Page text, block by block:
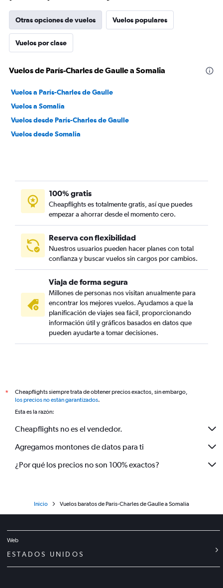
Otras opciones de vuelos Vuelos populares
Vuelos por clase
Vuelos de París-Charles de Gaulle a Somalia
Vuelos a París-Charles de Gaulle
Vuelos a Somalia
Vuelos desde París-Charles de Gaulle
Vuelos desde Somalia
100% gratis
Cheapflights es totalmente gratis, así que puedes
empezar a ahorrar desde el momento cero.
Reserva con flexibilidad
Nuestros usuarios pueden hacer planes con total
confianza y buscar vuelos sin cargos por cambios.
Viaja de forma segura
Millones de personas nos visitan anualmente para
encontrar los mejores vuelos. Ayudamos a que la
planificación de viajes sea fácil, proporcionando
información útil y gráficos basados en datos que
pueden ayudarte a tomar decisiones.
*
Cheapflights siempre trata de obtener precios exactos, sin embargo,
los precios no están garantizados.
Esta es la razón:
Cheapflights no es el vendedor.
Agregamos montones de datos para ti
¿Por qué los precios no son 100% exactos?
Inicio Vuelos baratos de París-Charles de Gaulle a Somalia
Web
ESTADOS UNIDOS